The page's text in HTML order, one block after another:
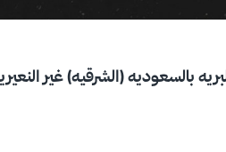
بالسعوديه (الشرقيه) غير